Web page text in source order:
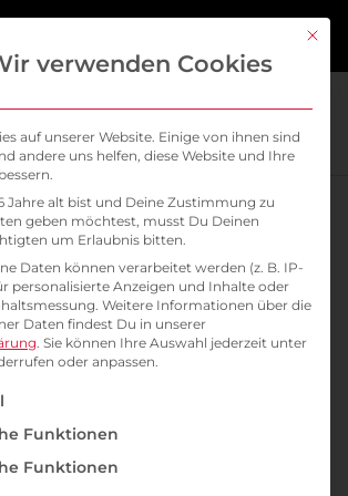
UND KUBERNETES-LÖSUNG
Tage kostenlos
und profitieren
von bis zu 12 CPU, 48 GB
GB Object Storage, 500 GB
& 8 FIPs
Mit
verwenden Cookies
auf unserer Website. Einige von ihnen sind
andere uns helfen, diese Website und Ihre
Jahre alt bist und Deine Zustimmung zu
geben möchtest, musst Du Deinen
um Erlaubnis bitten.
Daten können verarbeitet werden (z. B. IP-
personalisierte Anzeigen und Inhalte oder
Weitere Informationen über die
Daten findest Du in unserer
. Sie können Ihre Auswahl jederzeit unter
oder anpassen.
Liste der Service-Gruppen, für die
Funktionen
Funktionen